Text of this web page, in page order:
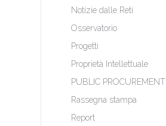
Notizie dalle Reti
Osservatorio
Progetti
Proprietà Intellettuale
PUBLIC PROCUREMENT
Rassegna stampa
Report